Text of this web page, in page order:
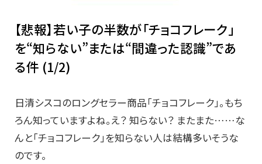
【悲報】若い子の半数が「チョコフレーク」
を“知らない”または“間違った認識”であ
る件 (1/2)
日清シスコのロングセラー商品「チョコフレーク」。もち
ろん知っていますよね。え？ 知らない？ またまた……な
んと「チョコフレーク」を知らない人は結構多いそうな
のです。